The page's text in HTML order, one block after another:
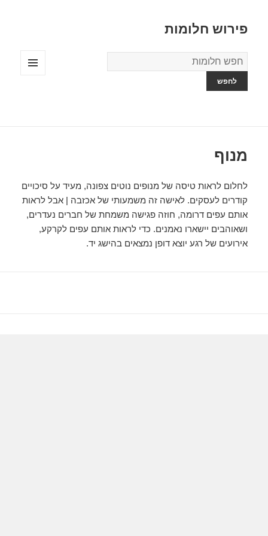
פירוש חלומות
מילון
החלומות
מנוף
לחלום לראות טיסה של מנופים נוטים צפונה, מעיד על סיכויים
קודרים לעסקים. לאישה זה משמעותי של אכזבה | אבל לראות
אותם עפים דרומה, חוזה פגישה משמחת של חברים נעדרים,
ושאוהבים יישארו נאמנים. כדי לראות אותם עפים לקרקע,
אירועים של רגע יוצא דופן נמצאים בהישג יד.